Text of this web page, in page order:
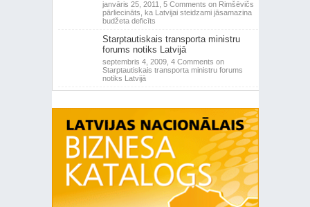
janvāris 25, 2011, 5 Comments on Rimšēvičs
pārliecināts, ka Latvijai steidzami jāsamazina
budžeta deficīts
Starptautiskais transporta ministru
forums notiks Latvijā
septembris 4, 2009, 4 Comments on
Starptautiskais transporta ministru forums
notiks Latvijā